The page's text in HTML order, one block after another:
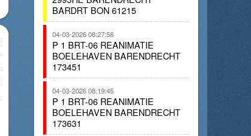
BARDRT BON 61215
04-03-2026 08:27:56
P 1 BRT-06 REANIMATIE
BOELEHAVEN BARENDRECHT
173451
04-03-2026 08:19:45
P 1 BRT-06 REANIMATIE
BOELEHAVEN BARENDRECHT
173631